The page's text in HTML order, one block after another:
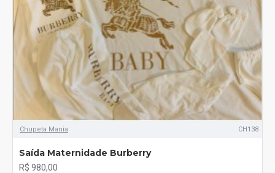
Chupeta Mania CH138
Saída Maternidade Burberry
R$ 980,00